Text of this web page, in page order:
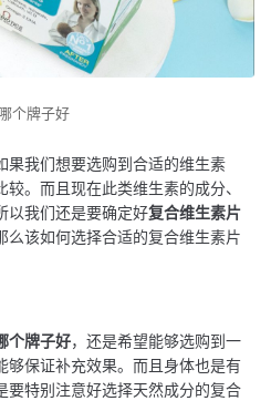
个牌子好
果我们想要选购到合适的维生素
。而且现在此类维生素的成分、
以我们还是要确定好复合维生素片
么该如何选择合适的复合维生素片
个牌子好，还是希望能够选购到一
够保证补充效果。而且身体也是有
要特别注意好选择天然成分的复合